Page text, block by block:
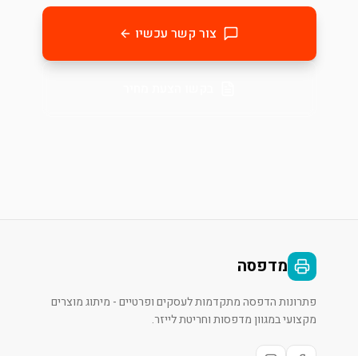
צור קשר עכשיו
מדפסה
פתרונות הדפסה מתקדמות לעסקים ופרטיים - מיתוג מוצרים
מקצועי במגוון מדפסות וחריטת לייזר.